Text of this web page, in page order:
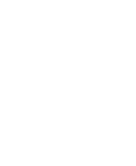
on
uuti­soi ja taus­toit­taa
öljy­läm­mi­tyk­ses­tä
huol­los­ta ja